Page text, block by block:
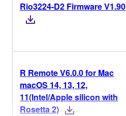
Rio3224-D2 Firmware V1.90
R Remote V6.0.0 for Mac
macOS 14, 13, 12,
11(Intel/Apple silicon with
Rosetta 2)